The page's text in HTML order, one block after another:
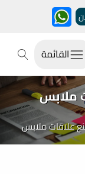
القائمة
ملابس
علاقات ملابس